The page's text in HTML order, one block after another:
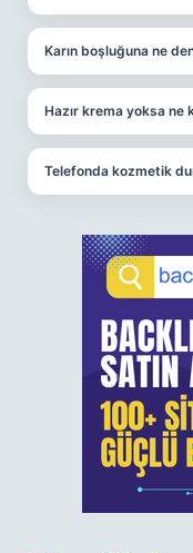
Karın boşluğuna ne
Hazır krema yoksa ne
Telefonda kozmetik